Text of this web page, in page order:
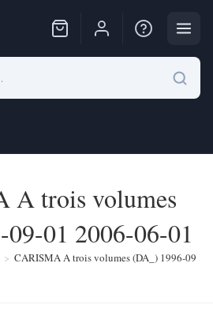
A trois volumes
01 2006-06-01
> CARISMA A trois volumes (DA_) 1996-09-